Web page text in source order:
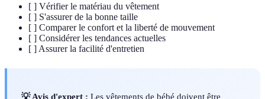
[ ] Vérifier le matériau du vêtement
[ ] S'assurer de la bonne taille
[ ] Comparer le confort et la liberté de mouvement
[ ] Considérer les tendances actuelles
[ ] Assurer la facilité d'entretien
💡 Avis d'expert : Les vêtements de bébé doivent être